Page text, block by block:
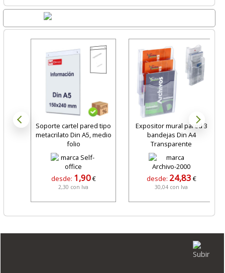
Soporte cartel pared tipo
metacrilato Din A5, medio
folio
desde: 1,90€
2,30 con Iva
Expositor mural pared 3
bandejas Din A4
Transparente
desde: 24,83 €
30,04 con Iva